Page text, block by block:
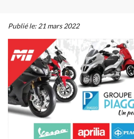
Publié le: 21 mars 2022